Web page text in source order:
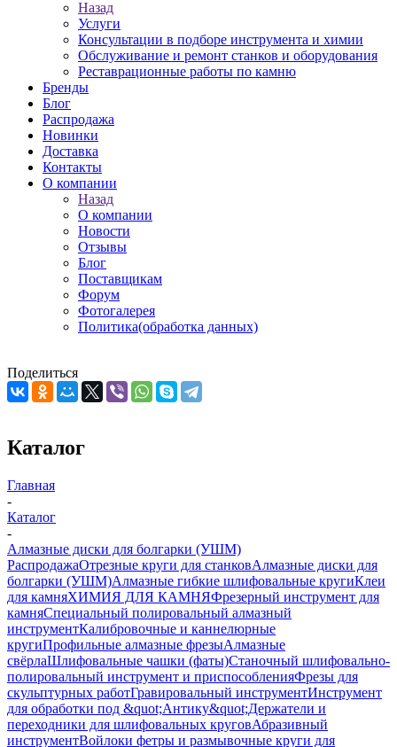
Назад
Услуги
Консультации в подборе инструмента и химии
Обслуживание и ремонт станков и оборудования
Реставрационные работы по камню
Бренды
Блог
Распродажа
Новинки
Доставка
Контакты
О компании
Назад
О компании
Новости
Отзывы
Блог
Поставщикам
Форум
Фотогалерея
Политика(обработка данных)
Поделиться
Каталог
Главная
-
Каталог
-
Алмазные диски для болгарки (УШМ)
РаспродажаОтрезные круги для станковАлмазные диски для
болгарки (УШМ)Алмазные гибкие шлифовальные кругиКлеи
для камняХИМИЯ ДЛЯ КАМНЯФрезерный инструмент для
камняСпециальный полировальный алмазный
инструментКалибровочные и каннелюрные
кругиПрофильные алмазные фрезыАлмазные
свёрлаШлифовальные чашки (фаты)Станочный шлифовально-
полировальный инструмент и приспособленияФрезы для
скульптурных работГравировальный инструментИнструмент
для обработки под &quot;Антику&quot;Держатели и
переходники для шлифовальных круговАбразивный
инструментВойлоки фетры и размывочные круги для